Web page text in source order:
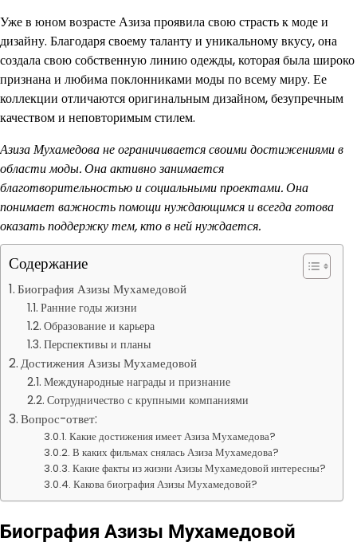
Уже в юном возрасте Азиза проявила свою страсть к моде и
дизайну. Благодаря своему таланту и уникальному вкусу, она
создала свою собственную линию одежды, которая была широко
признана и любима поклонниками моды по всему миру. Ее
коллекции отличаются оригинальным дизайном, безупречным
качеством и неповторимым стилем.
Азиза Мухамедова не ограничивается своими достижениями в
области моды. Она активно занимается
благотворительностью и социальными проектами. Она
понимает важность помощи нуждающимся и всегда готова
оказать поддержку тем, кто в ней нуждается.
Содержание
Биография Азизы Мухамедовой
Ранние годы жизни
Образование и карьера
Перспективы и планы
Достижения Азизы Мухамедовой
Международные награды и признание
Сотрудничество с крупными компаниями
Вопрос-ответ:
Какие достижения имеет Азиза Мухамедова?
В каких фильмах снялась Азиза Мухамедова?
Какие факты из жизни Азизы Мухамедовой интересны?
Какова биография Азизы Мухамедовой?
Биография Азизы Мухамедовой